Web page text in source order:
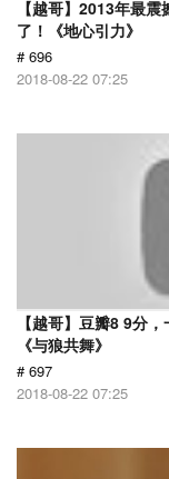
【越哥】2013年最
了！《地心引力》
# 696
2018-08-22 07:25
【越哥】豆瓣8 9分
《与狼共舞》
# 697
2018-08-22 07:25